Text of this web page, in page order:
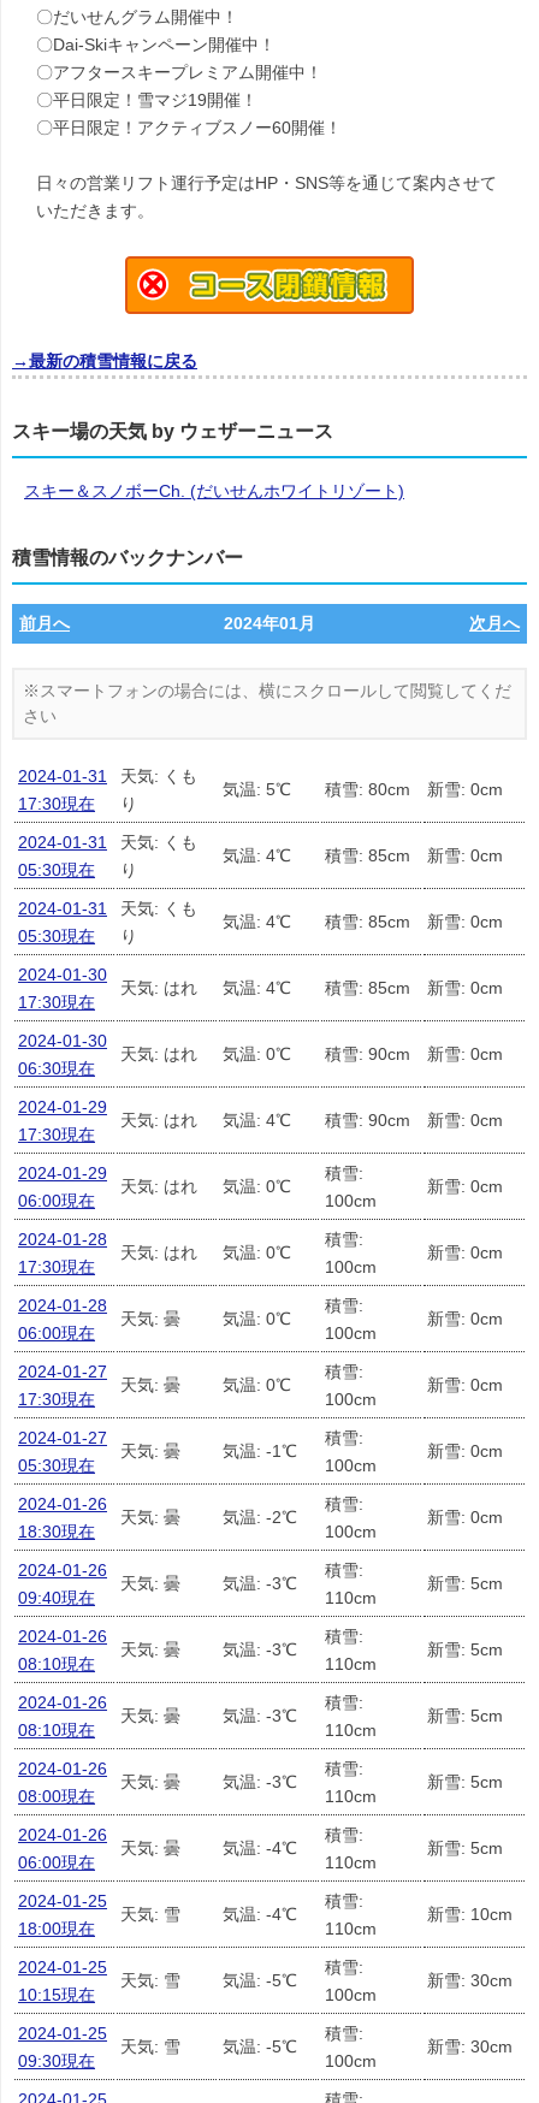
〇だいせんグラム開催中！
〇Dai-Skiキャンペーン開催中！
〇アフタースキープレミアム開催中！
〇平日限定！雪マジ19開催！
〇平日限定！アクティブスノー60開催！
日々の営業リフト運行予定はHP・SNS等を通じて案内させて
いただきます。
→最新の積雪情報に戻る
スキー場の天気 by ウェザーニュース
スキー＆スノボーCh. (だいせんホワイトリゾート)
積雪情報のバックナンバー
前月へ 2024年01月 次月へ
2024-01-31
17:30現在
天気: くも
り
気温: 5℃ 積雪: 80cm 新雪: 0cm
2024-01-31
05:30現在
天気: くも
り
気温: 4℃ 積雪: 85cm 新雪: 0cm
2024-01-31
05:30現在
天気: くも
り
気温: 4℃ 積雪: 85cm 新雪: 0cm
2024-01-30
17:30現在
天気: はれ 気温: 4℃ 積雪: 85cm 新雪: 0cm
2024-01-30
06:30現在
天気: はれ 気温: 0℃ 積雪: 90cm 新雪: 0cm
2024-01-29
17:30現在
天気: はれ 気温: 4℃ 積雪: 90cm 新雪: 0cm
2024-01-29
06:00現在
天気: はれ 気温: 0℃
積雪:
100cm
新雪: 0cm
2024-01-28
17:30現在
天気: はれ 気温: 0℃
積雪:
100cm
新雪: 0cm
2024-01-28
06:00現在
天気: 曇 気温: 0℃
積雪:
100cm
新雪: 0cm
2024-01-27
17:30現在
天気: 曇 気温: 0℃
積雪:
100cm
新雪: 0cm
2024-01-27
05:30現在
天気: 曇 気温: -1℃
積雪:
100cm
新雪: 0cm
2024-01-26
18:30現在
天気: 曇 気温: -2℃
積雪:
100cm
新雪: 0cm
2024-01-26
09:40現在
天気: 曇 気温: -3℃
積雪:
110cm
新雪: 5cm
2024-01-26
08:10現在
天気: 曇 気温: -3℃
積雪:
110cm
新雪: 5cm
2024-01-26
08:10現在
天気: 曇 気温: -3℃
積雪:
110cm
新雪: 5cm
2024-01-26
08:00現在
天気: 曇 気温: -3℃
積雪:
110cm
新雪: 5cm
2024-01-26
06:00現在
天気: 曇 気温: -4℃
積雪:
110cm
新雪: 5cm
2024-01-25
18:00現在
天気: 雪 気温: -4℃
積雪:
110cm
新雪: 10cm
2024-01-25
10:15現在
天気: 雪 気温: -5℃
積雪:
100cm
新雪: 30cm
2024-01-25
09:30現在
天気: 雪 気温: -5℃
積雪:
100cm
新雪: 30cm